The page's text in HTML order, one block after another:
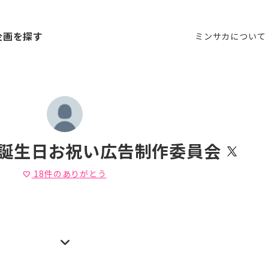
画を探す ミンサカについて
生日お祝い広告制作委員会
favorite 18件のありがとう